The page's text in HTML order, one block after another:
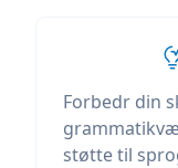
Forbedr din
støtte til